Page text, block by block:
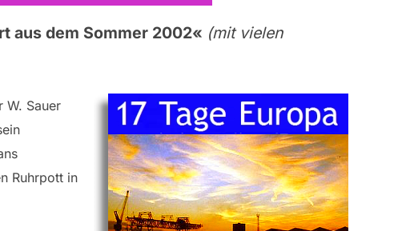
aus dem Sommer 2002« (mit vielen
W. Sauer
Ruhrpott in